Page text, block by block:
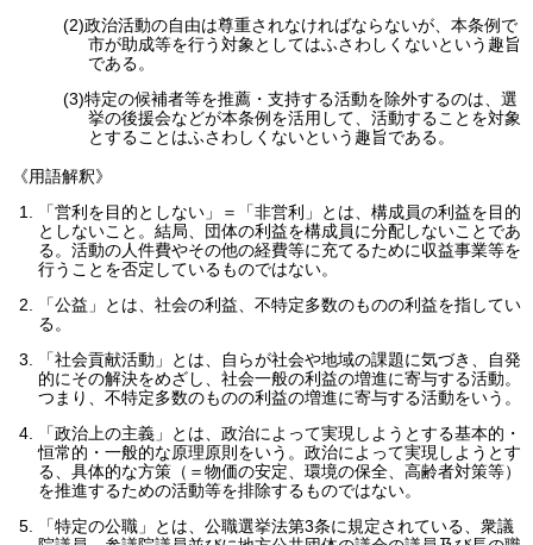
(2)政治活動の自由は尊重されなければならないが、本条例で
市が助成等を行う対象としてはふさわしくないという趣旨
である。
(3)特定の候補者等を推薦・支持する活動を除外するのは、選
挙の後援会などが本条例を活用して、活動することを対象
とすることはふさわしくないという趣旨である。
《用語解釈》
「営利を目的としない」＝「非営利」とは、構成員の利益を目的
としないこと。結局、団体の利益を構成員に分配しないことであ
る。活動の人件費やその他の経費等に充てるために収益事業等を
行うことを否定しているものではない。
「公益」とは、社会の利益、不特定多数のものの利益を指してい
る。
「社会貢献活動」とは、自らが社会や地域の課題に気づき、自発
的にその解決をめざし、社会一般の利益の増進に寄与する活動。
つまり、不特定多数のものの利益の増進に寄与する活動をいう。
「政治上の主義」とは、政治によって実現しようとする基本的・
恒常的・一般的な原理原則をいう。政治によって実現しようとす
る、具体的な方策（＝物価の安定、環境の保全、高齢者対策等）
を推進するための活動等を排除するものではない。
「特定の公職」とは、公職選挙法第3条に規定されている、衆議